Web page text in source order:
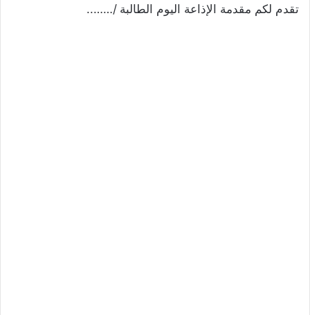
تقدم لكم مقدمة الإذاعة اليوم الطالبة /……..